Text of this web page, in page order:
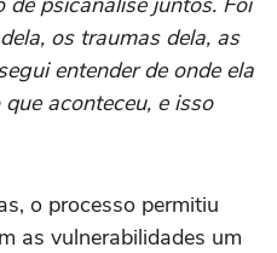
os traumas dela, as
entender de onde ela
aconteceu, e isso
o processo permitiu
as vulnerabilidades um